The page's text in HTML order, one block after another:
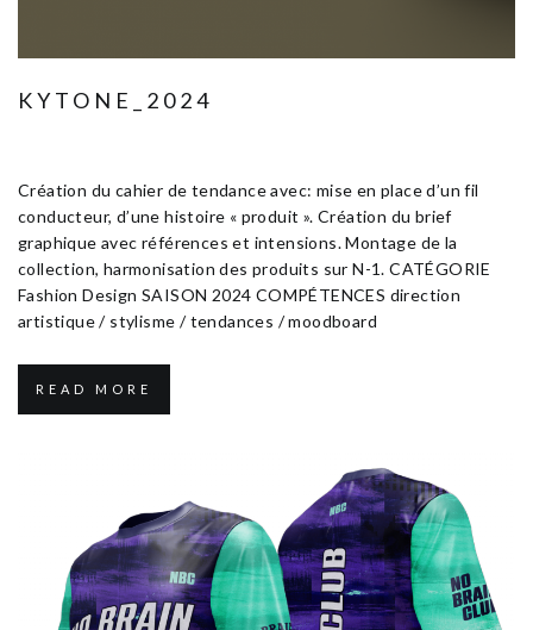
KYTONE_2024
Création du cahier de tendance avec: mise en place d’un fil
conducteur, d’une histoire « produit ». Création du brief
graphique avec références et intensions. Montage de la
collection, harmonisation des produits sur N-1. CATÉGORIE
Fashion Design SAISON 2024 COMPÉTENCES direction
artistique / stylisme / tendances / moodboard
READ MORE